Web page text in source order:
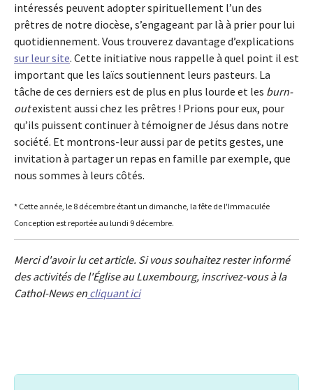
intéressés peuvent adopter spirituellement l’un des
prêtres de notre diocèse, s’engageant par là à prier pour lui
quotidiennement. Vous trouverez davantage d’explications
sur leur site. Cette initiative nous rappelle à quel point il est
important que les laïcs soutiennent leurs pasteurs. La
tâche de ces derniers est de plus en plus lourde et les burn-
outexistent aussi chez les prêtres ! Prions pour eux, pour
qu’ils puissent continuer à témoigner de Jésus dans notre
société. Et montrons-leur aussi par de petits gestes, une
invitation à partager un repas en famille par exemple, que
nous sommes à leurs côtés.
* Cette année, le 8 décembre étant un dimanche, la fête de l'Immaculée
Conception est reportée au lundi 9 décembre.
Merci d'avoir lu cet article. Si vous souhaitez rester informé
des activités de l'Église au Luxembourg, inscrivez-vous à la
Cathol-News en cliquant ici